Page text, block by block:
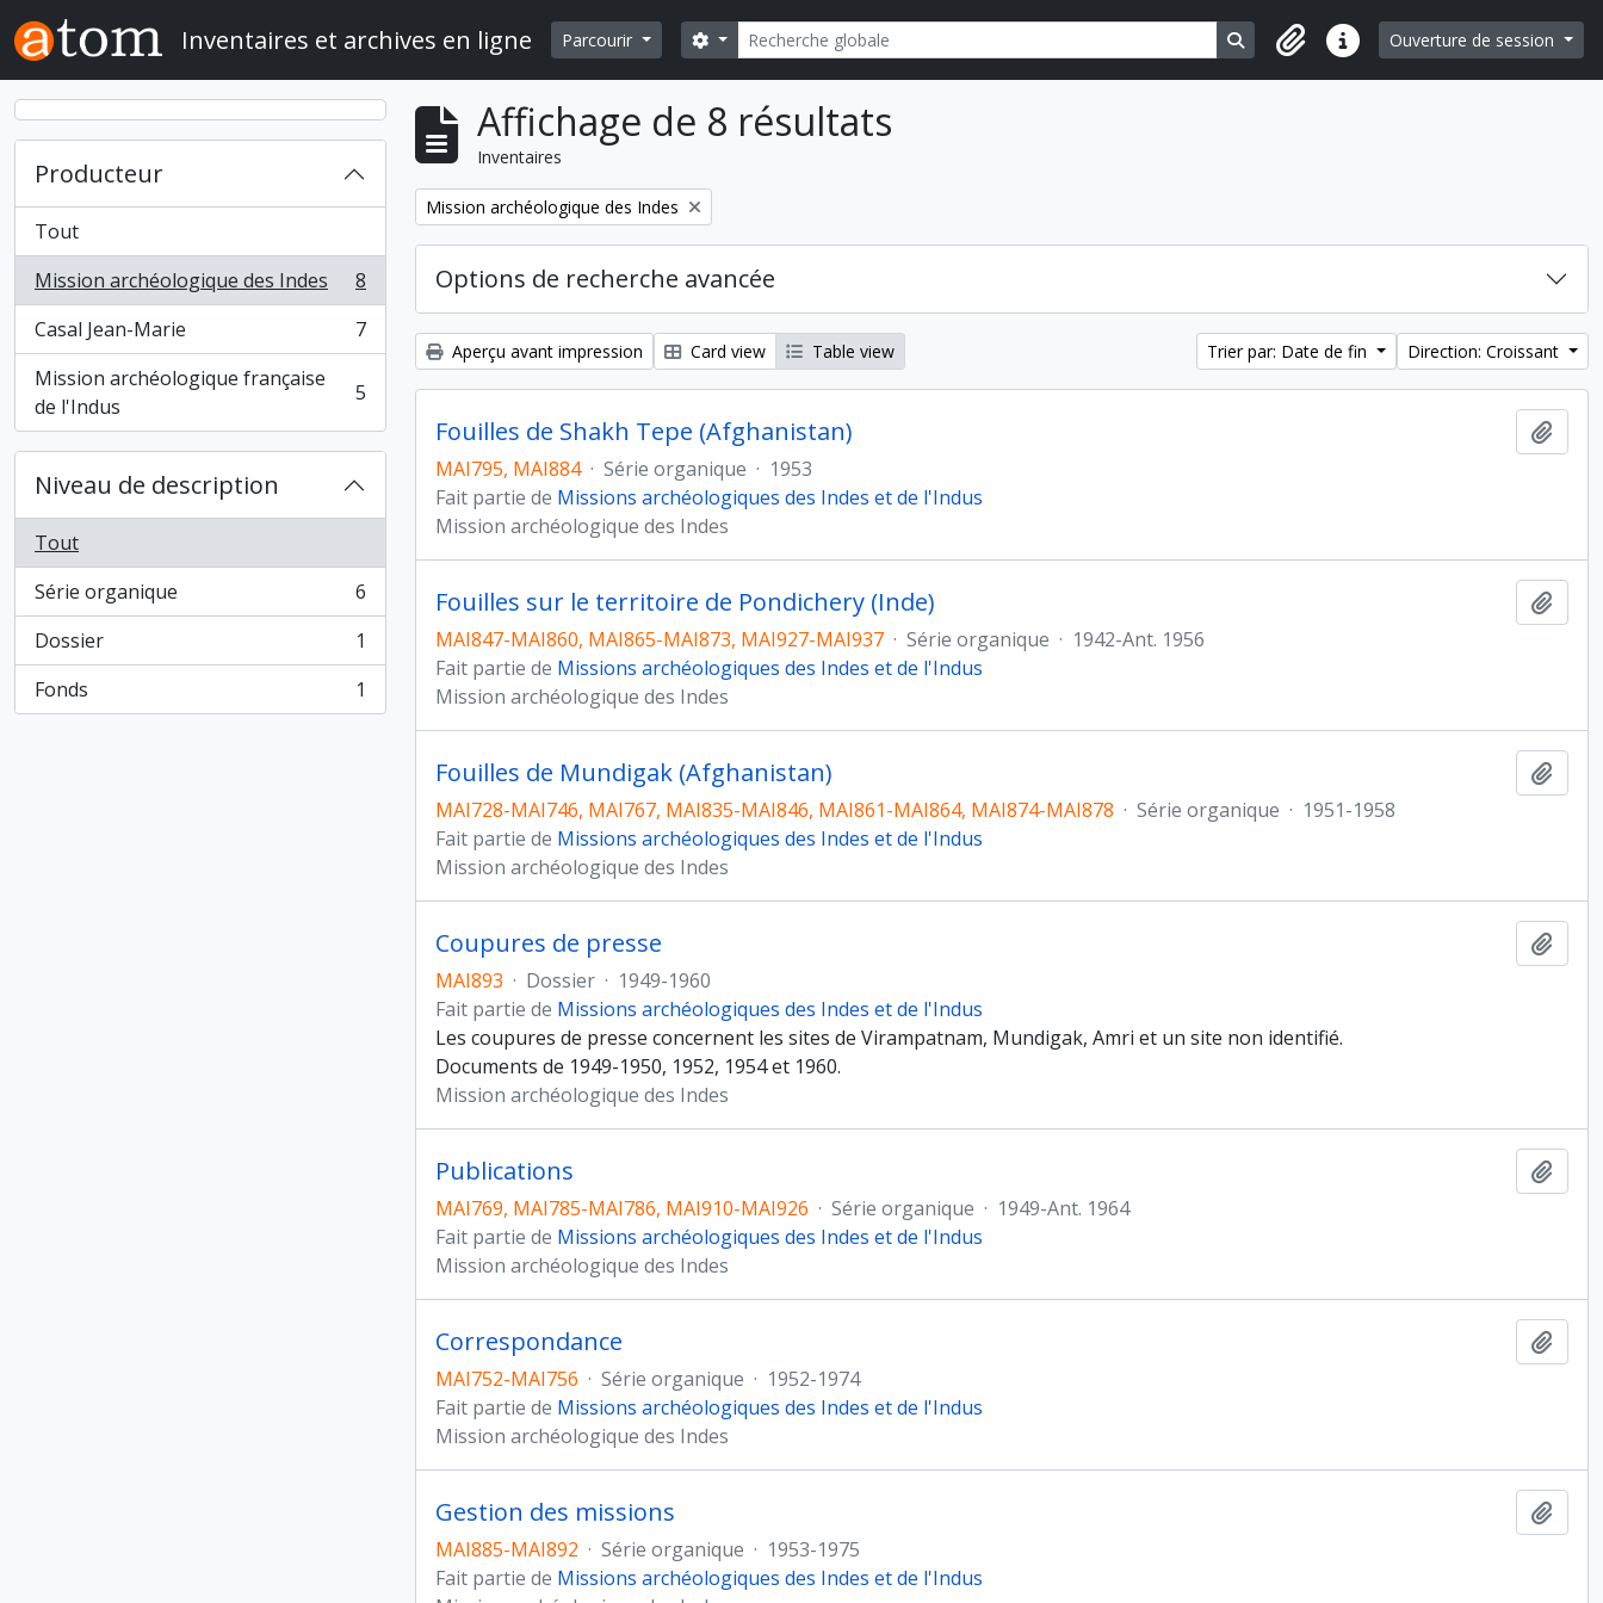
Skip to main content
Inventaires et archives en ligne Parcourir Rechercher
Search options Search in browse page
Liens rapidesOuverture de session
Producteur
Tout
Mission archéologique des Indes
, 8 résultats
8
Casal Jean-Marie
, 7 résultats
7
Mission archéologique française
de l'Indus
, 5 résultats 5
Niveau de description
Tout
Série organique
, 6 résultats
6
Dossier
, 1 résultats
1
Fonds
, 1 résultats 1
Affichage de 8 résultats
Inventaires
Remove filter:
Mission archéologique des Indes
Options de recherche avancée
Aperçu avant impression Card view Table view Trier par: Date de fin Direction: Croissant
Fouilles de Shakh Tepe (Afghanistan)
MAI795, MAI884 · Série organique · 1953
Fait partie de Missions archéologiques des Indes et de l'Indus
Mission archéologique des Indes
Fouilles sur le territoire de Pondichery (Inde)
MAI847-MAI860, MAI865-MAI873, MAI927-MAI937 · Série organique · 1942-Ant. 1956
Fait partie de Missions archéologiques des Indes et de l'Indus
Mission archéologique des Indes
Fouilles de Mundigak (Afghanistan)
MAI728-MAI746, MAI767, MAI835-MAI846, MAI861-MAI864, MAI874-MAI878 · Série organique · 1951-1958
Fait partie de Missions archéologiques des Indes et de l'Indus
Mission archéologique des Indes
Coupures de presse
MAI893 · Dossier · 1949-1960
Fait partie de Missions archéologiques des Indes et de l'Indus
Les coupures de presse concernent les sites de Virampatnam, Mundigak, Amri et un site non identifié.
Documents de 1949-1950, 1952, 1954 et 1960.
Mission archéologique des Indes
Publications
MAI769, MAI785-MAI786, MAI910-MAI926 · Série organique · 1949-Ant. 1964
Fait partie de Missions archéologiques des Indes et de l'Indus
Mission archéologique des Indes
Correspondance
MAI752-MAI756 · Série organique · 1952-1974
Fait partie de Missions archéologiques des Indes et de l'Indus
Mission archéologique des Indes
Gestion des missions
MAI885-MAI892 · Série organique · 1953-1975
Fait partie de Missions archéologiques des Indes et de l'Indus